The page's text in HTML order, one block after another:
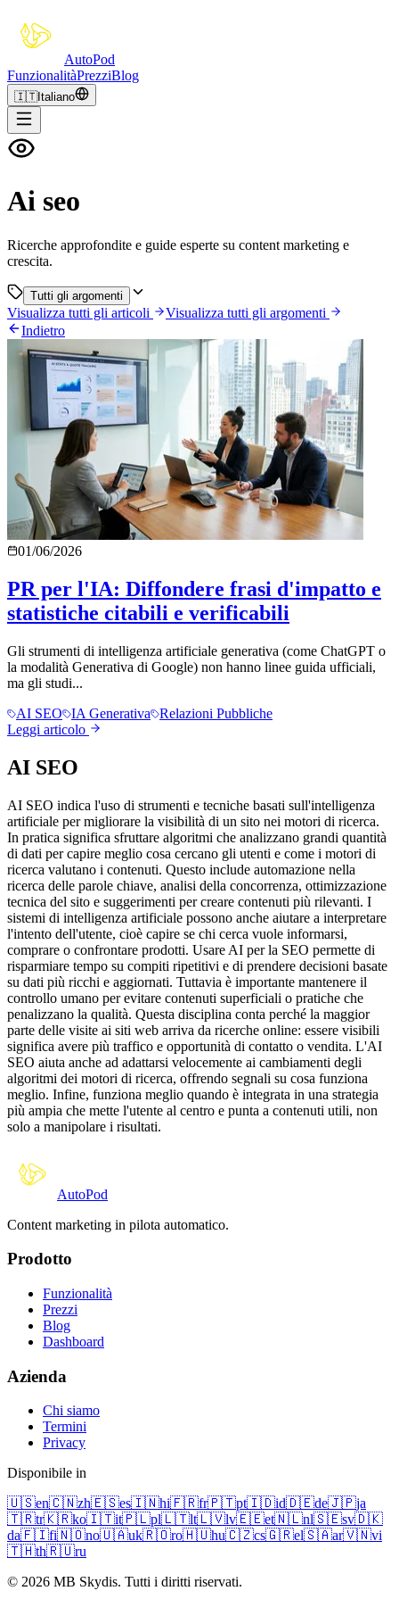
AutoPod
FunzionalitàPrezziBlog
🇮🇹Italiano
Ai seo
Ricerche approfondite e guide esperte su content marketing e
crescita.
Tutti gli argomenti
Visualizza tutti gli articoli
Visualizza tutti gli argomenti
Indietro
01/06/2026
PR per l'IA: Diffondere frasi d'impatto e
statistiche citabili e verificabili
Gli strumenti di intelligenza artificiale generativa (come ChatGPT o
la modalità Generativa di Google) non hanno linee guida ufficiali,
ma gli studi...
AI SEO
IA Generativa
Relazioni Pubbliche
Leggi articolo
AI SEO
AI SEO indica l'uso di strumenti e tecniche basati sull'intelligenza
artificiale per migliorare la visibilità di un sito nei motori di ricerca.
In pratica significa sfruttare algoritmi che analizzano grandi quantità
di dati per capire meglio cosa cercano gli utenti e come i motori di
ricerca valutano i contenuti. Questo include automazione nella
ricerca delle parole chiave, analisi della concorrenza, ottimizzazione
tecnica del sito e suggerimenti per creare contenuti più rilevanti. I
sistemi di intelligenza artificiale possono anche aiutare a interpretare
l'intento dell'utente, cioè capire se chi cerca vuole informarsi,
comprare o confrontare prodotti. Usare AI per la SEO permette di
risparmiare tempo su compiti ripetitivi e di prendere decisioni basate
su dati più ricchi e aggiornati. Tuttavia è importante mantenere il
controllo umano per evitare contenuti superficiali o pratiche che
penalizzano la qualità. Questa disciplina conta perché la maggior
parte delle visite ai siti web arriva da ricerche online: essere visibili
significa avere più traffico e opportunità di contatto o vendita. L'AI
SEO aiuta anche ad adattarsi velocemente ai cambiamenti degli
algoritmi dei motori di ricerca, offrendo segnali su cosa funziona
meglio. Infine, funziona meglio quando è integrata in una strategia
più ampia che mette l'utente al centro e punta a contenuti utili, non
solo a manipolare i risultati.
AutoPod
Content marketing in pilota automatico.
Prodotto
Funzionalità
Prezzi
Blog
Dashboard
Azienda
Chi siamo
Termini
Privacy
Disponibile in
🇺🇸en🇨🇳zh🇪🇸es🇮🇳hi🇫🇷fr🇵🇹pt🇮🇩id🇩🇪de🇯🇵ja
🇹🇷tr🇰🇷ko🇮🇹it🇵🇱pl🇱🇹lt🇱🇻lv🇪🇪et🇳🇱nl🇸🇪sv🇩🇰
da🇫🇮fi🇳🇴no🇺🇦uk🇷🇴ro🇭🇺hu🇨🇿cs🇬🇷el🇸🇦ar🇻🇳vi
🇹🇭th🇷🇺ru
© 2026 MB Skydis. Tutti i diritti riservati.